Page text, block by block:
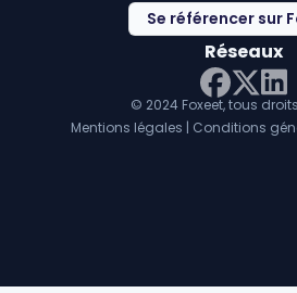
Se référencer sur
Réseaux
Facebook
Twitter
© 2024 Foxeet, tous
Mentions légales | Conditions